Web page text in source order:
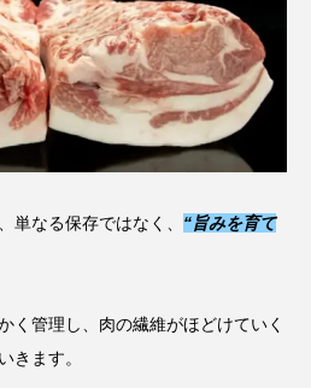
単なる保存ではなく、 “旨みを育て
く管理し、肉の繊維がほどけていく
きます。